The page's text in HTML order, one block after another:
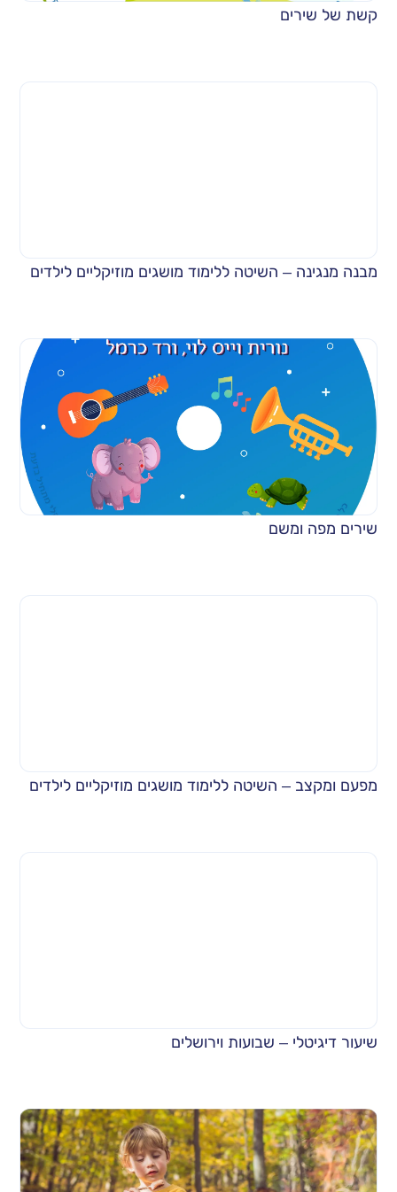
קשת של שירים
מבנה מנגינה – השיטה ללימוד מושגים מוזיקליים לילדים
שירים מפה ומשם
מפעם ומקצב – השיטה ללימוד מושגים מוזיקליים לילדים
שיעור דיגיטלי – שבועות וירושלים